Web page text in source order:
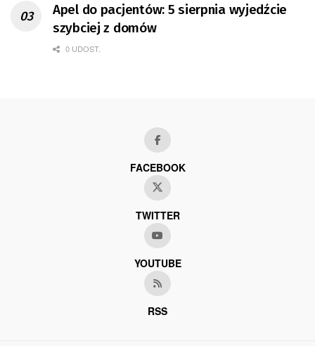
Apel do pacjentów: 5 sierpnia wyjedźcie
szybciej z domów
0 UDOST.
FACEBOOK
TWITTER
YOUTUBE
RSS